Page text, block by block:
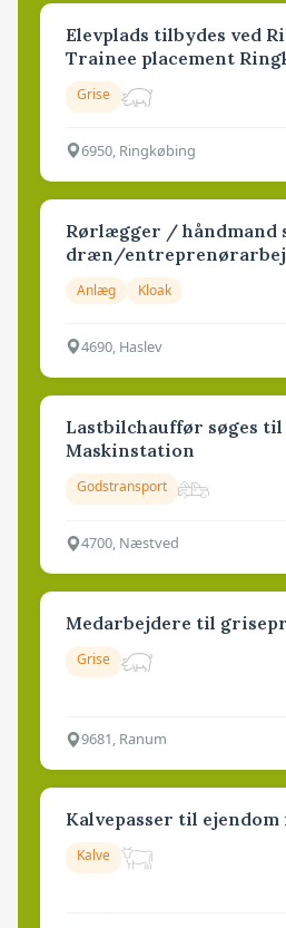
Elevplads tilbydes ved
Trainee placement
Grise
6950, Ringkøbing
Rørlægger / håndmand
dræn/
Anlæg Kloak
4690, Haslev
Lastbilchauffør søges
Maskinstation
Godstransport
4700, Næstved
Medarbejdere til
Grise
9681, Ranum
Kalvepasser til
Kalve